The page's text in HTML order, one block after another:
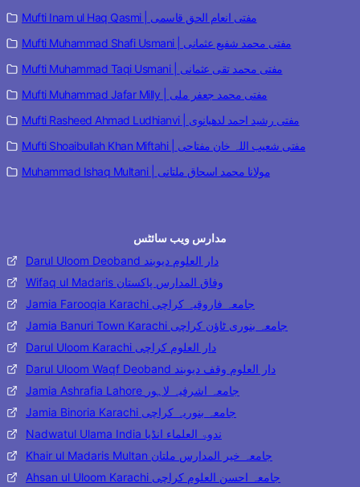
Mufti Inam ul Haq Qasmi | مفتی انعام الحق قاسمی
Mufti Muhammad Shafi Usmani | مفتی محمد شفیع عثمانی
Mufti Muhammad Taqi Usmani | مفتی محمد تقی عثمانی
Mufti Muhammad Jafar Milly | مفتی محمد جعفر ملی
Mufti Rasheed Ahmad Ludhianvi | مفتی رشید احمد لدھیانوی
Mufti Shoaibullah Khan Miftahi | مفتی شعیب اللہ خان مفتاحی
Muhammad Ishaq Multani | مولانا محمد اسحاق ملتانی
مدارس ویب سائٹس
Darul Uloom Deoband دار العلوم دیوبند
Wifaq ul Madaris وفاق المدارس پاکستان
Jamia Farooqia Karachi جامعہ فاروقیہ کراچی
Jamia Banuri Town Karachi جامعہ بنوری ٹاؤن کراچی
Darul Uloom Karachi دار العلوم کراچی
Darul Uloom Waqf Deoband دار العلوم وقف دیوبند
Jamia Ashrafia Lahore جامعہ اشرفیہ لاہور
Jamia Binoria Karachi جامعہ بنوریہ کراچی
Nadwatul Ulama India ندوۃ العلماء انڈیا
Khair ul Madaris Multan جامعہ خیر المدارس ملتان
Ahsan ul Uloom Karachi جامعہ احسن العلوم کراچی